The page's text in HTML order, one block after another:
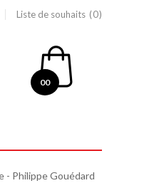
Liste de souhaits 0
00
- Philippe Gouédard